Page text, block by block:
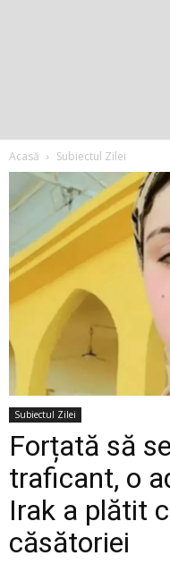
Acasă Subiectul Zilei
Subiectul Zilei
Forțată să
traficant, o
Irak a plătit
căsătoriei